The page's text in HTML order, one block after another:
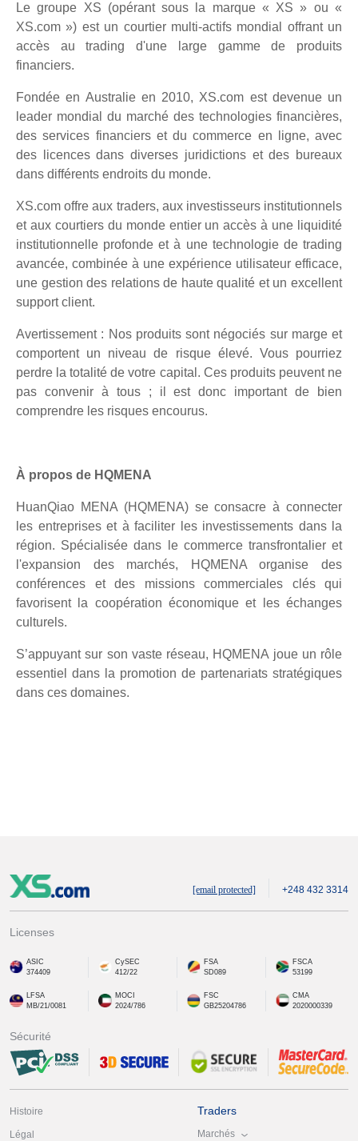
Le groupe XS (opérant sous la marque « XS » ou «
XS.com ») est un courtier multi-actifs mondial offrant un
accès au trading d'une large gamme de produits
financiers.
Fondée en Australie en 2010, XS.com est devenue un
leader mondial du marché des technologies financières,
des services financiers et du commerce en ligne, avec
des licences dans diverses juridictions et des bureaux
dans différents endroits du monde.
XS.com offre aux traders, aux investisseurs institutionnels
et aux courtiers du monde entier un accès à une liquidité
institutionnelle profonde et à une technologie de trading
avancée, combinée à une expérience utilisateur efficace,
une gestion des relations de haute qualité et un excellent
support client.
Avertissement : Nos produits sont négociés sur marge et
comportent un niveau de risque élevé. Vous pourriez
perdre la totalité de votre capital. Ces produits peuvent ne
pas convenir à tous ; il est donc important de bien
comprendre les risques encourus.
À propos de HQMENA
HuanQiao MENA (HQMENA) se consacre à connecter
les entreprises et à faciliter les investissements dans la
région. Spécialisée dans le commerce transfrontalier et
l'expansion des marchés, HQMENA organise des
conférences et des missions commerciales clés qui
favorisent la coopération économique et les échanges
culturels.
S’appuyant sur son vaste réseau, HQMENA joue un rôle
essentiel dans la promotion de partenariats stratégiques
dans ces domaines.
[email protected] +248 432 3314
Licenses
ASIC
374409
CySEC
412/22
FSA
SD089
FSCA
53199
LFSA
MB/21/0081
MOCI
2024/786
FSC
GB25204786
CMA
2020000339
Sécurité
Histoire
Légal
Traders
Marchés